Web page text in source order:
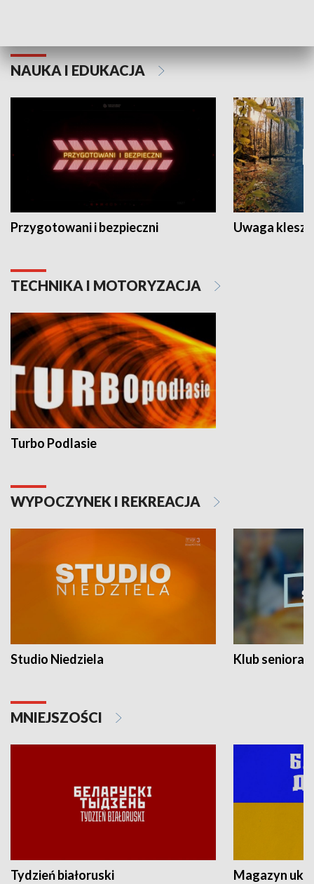
NAUKA I EDUKACJA
Przygotowani i bezpieczni Uwaga
TECHNIKA I MOTORYZACJA
Turbo Podlasie
WYPOCZYNEK I REKREACJA
Studio Niedziela Klub seniora
MNIEJSZOŚCI
Tydzień białoruski Magazyn